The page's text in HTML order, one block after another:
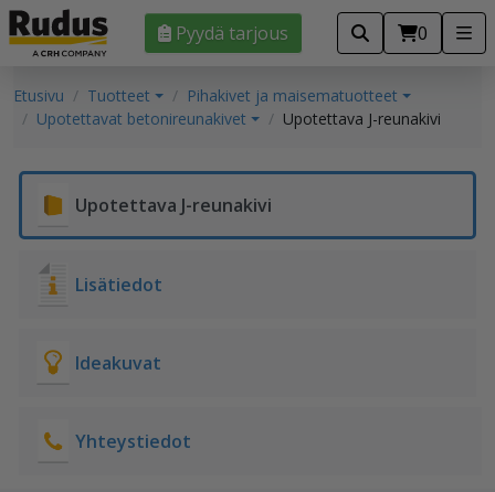
Pyydä tarjous 0
Etusivu Tuotteet
Pihakivet ja maisematuotteet
Upotettavat betonireunakivet
Upotettava J-reunakivi
Upotettava J-reunakivi
Lisätiedot
Ideakuvat
Yhteystiedot